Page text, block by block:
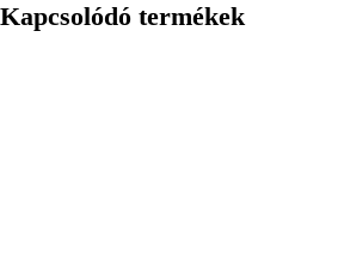
Kapcsolódó termékek